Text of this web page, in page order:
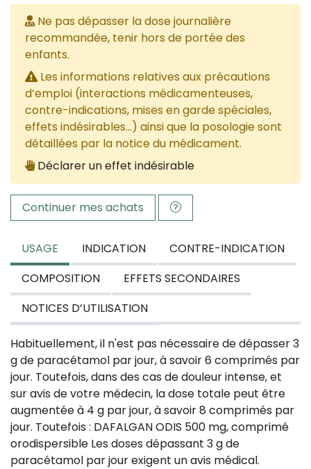
Ne pas dépasser la dose journalière
recommandée, tenir hors de portée des
enfants.
Les informations relatives aux précautions
d’emploi (interactions médicamenteuses,
contre-indications, mises en garde spéciales,
effets indésirables...) ainsi que la posologie sont
détaillées par la notice du médicament.
Déclarer un effet indésirable
Continuer mes achats
USAGE INDICATION
CONTRE-INDICATION
COMPOSITION
EFFETS SECONDAIRES
NOTICES D’UTILISATION
Habituellement, il n'est pas nécessaire de dépasser 3
g de paracétamol par jour, à savoir 6 comprimés par
jour. Toutefois, dans des cas de douleur intense, et
sur avis de votre médecin, la dose totale peut être
augmentée à 4 g par jour, à savoir 8 comprimés par
jour. Toutefois : DAFALGAN ODIS 500 mg, comprimé
orodispersible Les doses dépassant 3 g de
paracétamol par jour exigent un avis médical.